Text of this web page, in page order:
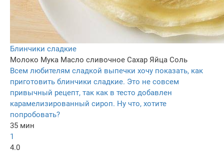
Блинчики сладкие
Молоко Мука Масло сливочное Сахар Яйца Соль
Всем любителям сладкой выпечки хочу показать, как
приготовить блинчики сладкие. Это не совсем
привычный рецепт, так как в тесто добавлен
карамелизированный сироп. Ну что, хотите
попробовать?
35 мин
1
4.0